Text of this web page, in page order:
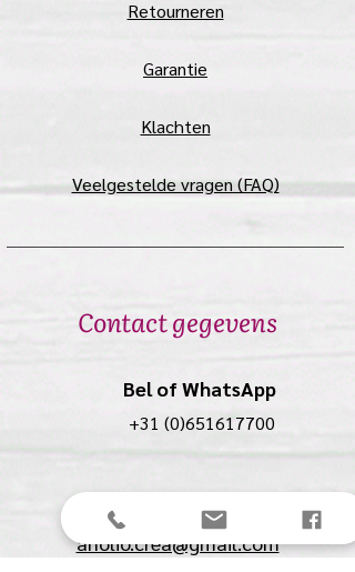
Retourneren
Garantie
Klachten
Veelgestelde vragen (FAQ)
Contact gegevens
Bel of WhatsApp
+31 (0)651617700
Stuur een mail
anolio.crea@gmail.com